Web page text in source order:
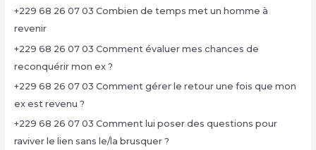
+229 68 26 07 03 Combien de temps met un homme à
revenir
+229 68 26 07 03 Comment évaluer mes chances de
reconquérir mon ex ?
+229 68 26 07 03 Comment gérer le retour une fois que mon
ex est revenu ?
+229 68 26 07 03 Comment lui poser des questions pour
raviver le lien sans le/la brusquer ?